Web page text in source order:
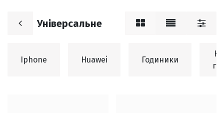
Універсальне
Iphone Huawei Годиники